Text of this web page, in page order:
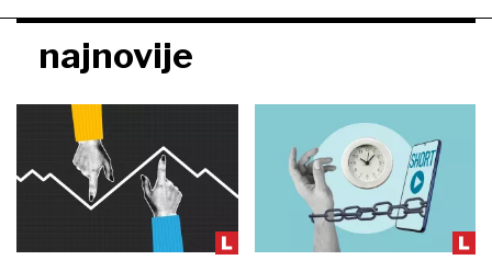
najnovije